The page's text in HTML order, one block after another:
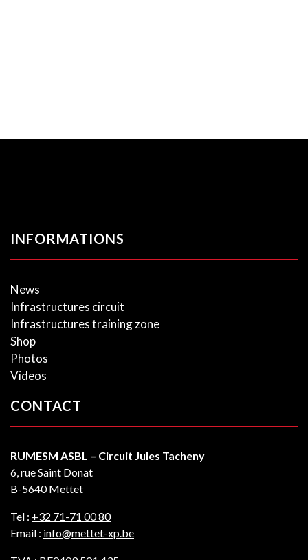
INFORMATIONS
News
Infrastructures circuit
Infrastructures training zone
Shop
Photos
Videos
CONTACT
RUMESM ASBL – Circuit Jules Tacheny
6, rue Saint Donat
B-5640 Mettet
Tel : +32 71-71 00 80
Email : info@mettet-xp.be